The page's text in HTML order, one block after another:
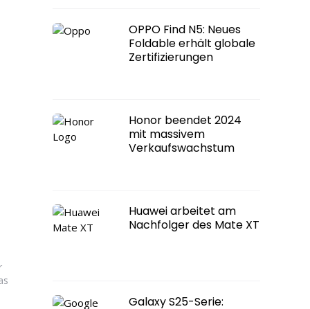
OPPO Find N5: Neues
Foldable erhält globale
Zertifizierungen
Honor beendet 2024
mit massivem
Verkaufswachstum
Huawei arbeitet am
Nachfolger des Mate XT
Galaxy S25-Serie: